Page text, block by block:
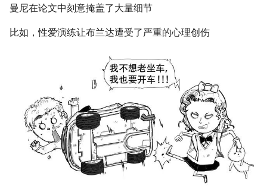
曼尼在论文中刻意掩盖了大量细节
比如，性爱演练让布兰达遭受了严重的心理创伤